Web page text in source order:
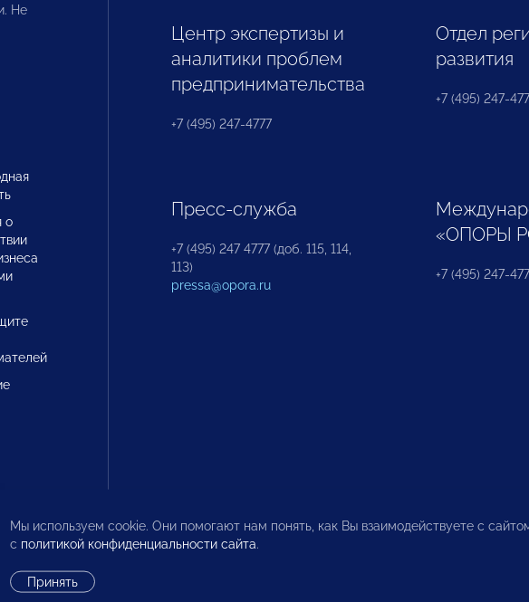
Не
о
Центр экспертизы и
аналитики проблем
предпринимательства
+7 (495) 247-4777
Отдел
развития
+7 (495) 247-
Пресс-служба
+7 (495) 247 4777 (доб. 115, 114,
113)
pressa@opora.ru
«ОПОРЫ
+7 (495) 247-
Мы используем cookie. Они помогают нам понять, как Вы взаимодействуете с
с политикой конфиденциальности сайта.
Принять